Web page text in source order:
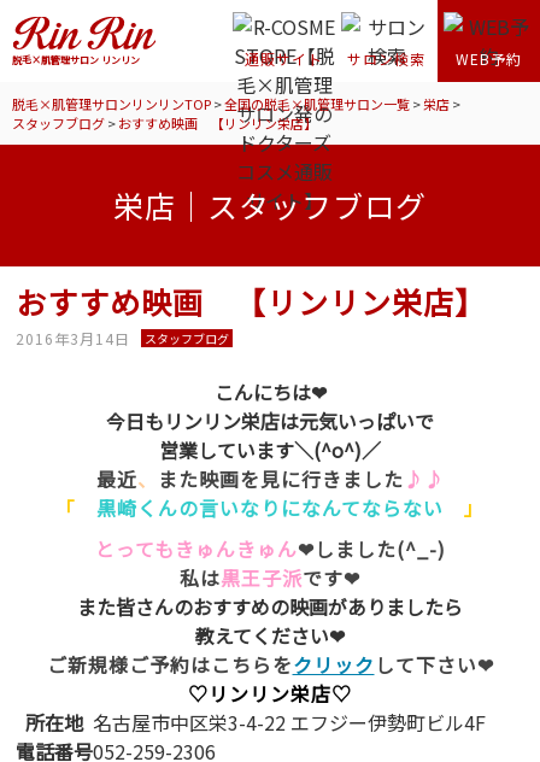
脱毛×肌管理サロン リンリン 通販サイト サロン検索 WEB予約
脱毛×肌管理サロンリンリンTOP>全国の脱毛×肌管理サロン一覧>栄店>
スタッフブログ>おすすめ映画 【リンリン栄店】
栄店｜スタッフブログ
おすすめ映画 【リンリン栄店】
2016年3月14日 スタッフブログ
こんにちは❤
今日もリンリン栄店は元気いっぱいで
営業しています＼(^o^)／
最近、 また映画を見に行きました♪♪
「 黒崎くんの言いなりになんてならない 」
とってもきゅんきゅん❤しました(^_-)
私は黒王子派です❤
また皆さんのおすすめの映画がありましたら
教えてください❤
ご新規様ご予約はこちらをクリック して下さい❤
♡リンリン栄店♡
所在地 名古屋市中区栄3-4-22 エフジー伊勢町ビル4F
電話番号052-259-2306